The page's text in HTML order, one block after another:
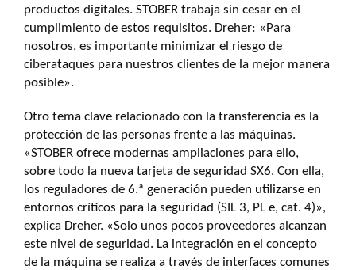
productos digitales. STOBER trabaja sin cesar en el
cumplimiento de estos requisitos. Dreher: «Para
nosotros, es importante minimizar el riesgo de
ciberataques para nuestros clientes de la mejor manera
posible».
Otro tema clave relacionado con la transferencia es la
protección de las personas frente a las máquinas.
«STOBER ofrece modernas ampliaciones para ello,
sobre todo la nueva tarjeta de seguridad SX6. Con ella,
los reguladores de 6.ª generación pueden utilizarse en
entornos críticos para la seguridad (SIL 3, PL e, cat. 4)»,
explica Dreher. «Solo unos pocos proveedores alcanzan
este nivel de seguridad. La integración en el concepto
de la máquina se realiza a través de interfaces comunes